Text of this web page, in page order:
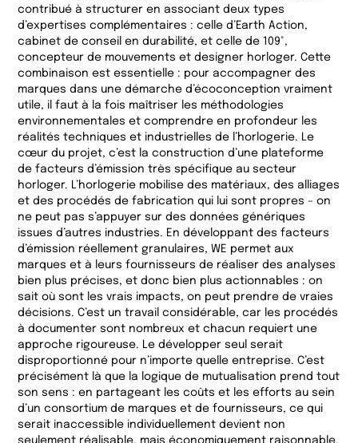
contribué à structurer en associant deux types
d’expertises complémentaires : celle d’Earth Action,
cabinet de conseil en durabilité, et celle de 109°,
concepteur de mouvements et designer horloger. Cette
combinaison est essentielle : pour accompagner des
marques dans une démarche d’écoconception vraiment
utile, il faut à la fois maîtriser les méthodologies
environnementales et comprendre en profondeur les
réalités techniques et industrielles de l’horlogerie. Le
cœur du projet, c’est la construction d’une plateforme
de facteurs d’émission très spécifique au secteur
horloger. L’horlogerie mobilise des matériaux, des alliages
et des procédés de fabrication qui lui sont propres – on
ne peut pas s’appuyer sur des données génériques
issues d’autres industries. En développant des facteurs
d’émission réellement granulaires, WE permet aux
marques et à leurs fournisseurs de réaliser des analyses
bien plus précises, et donc bien plus actionnables : on
sait où sont les vrais impacts, on peut prendre de vraies
décisions. C’est un travail considérable, car les procédés
à documenter sont nombreux et chacun requiert une
approche rigoureuse. Le développer seul serait
disproportionné pour n’importe quelle entreprise. C’est
précisément là que la logique de mutualisation prend tout
son sens : en partageant les coûts et les efforts au sein
d’un consortium de marques et de fournisseurs, ce qui
serait inaccessible individuellement devient non
seulement réalisable, mais économiquement raisonnable.